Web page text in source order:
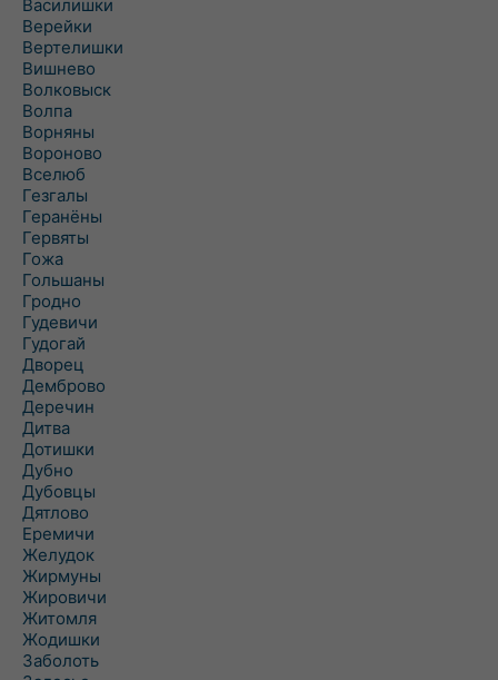
Василишки
Верейки
Вертелишки
Вишнево
Волковыск
Волпа
Ворняны
Вороново
Вселюб
Гезгалы
Геранёны
Гервяты
Гожа
Гольшаны
Гродно
Гудевичи
Гудогай
Дворец
Демброво
Деречин
Дитва
Дотишки
Дубно
Дубовцы
Дятлово
Еремичи
Желудок
Жирмуны
Жировичи
Житомля
Жодишки
Заболоть